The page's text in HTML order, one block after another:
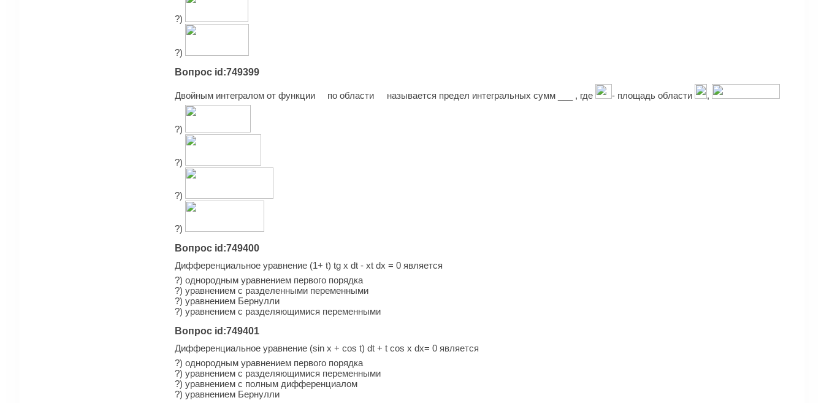
?)
?)
Вопрос id:749399
Двойным интегралом от функции по области называется предел интегральных сумм ___ , где - площадь области ,
?)
?)
?)
?)
Вопрос id:749400
Дифференциальное уравнение (1+ t) tg x dt - xt dx = 0 является
?) однородным уравнением первого порядка
?) уравнением с разделенными переменными
?) уравнением Бернулли
?) уравнением с разделяющимися переменными
Вопрос id:749401
Дифференциальное уравнение (sin x + cos t) dt + t cos x dx= 0 является
?) однородным уравнением первого порядка
?) уравнением с разделяющимися переменными
?) уравнением с полным дифференциалом
?) уравнением Бернулли